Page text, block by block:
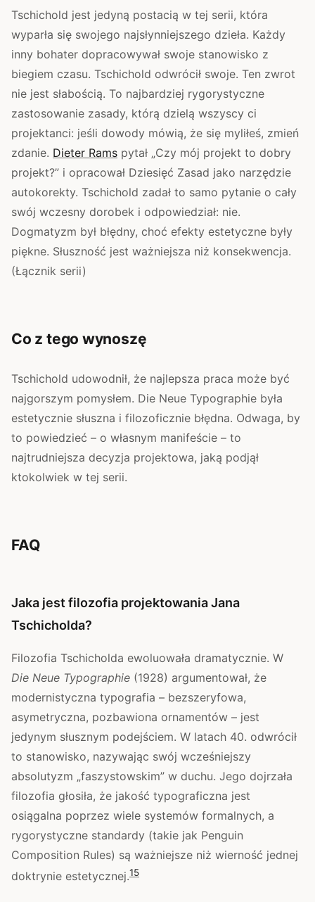
Tschichold jest jedyną postacią w tej serii, która
wyparła się swojego najsłynniejszego dzieła. Każdy
inny bohater dopracowywał swoje stanowisko z
biegiem czasu. Tschichold odwrócił swoje. Ten zwrot
nie jest słabością. To najbardziej rygorystyczne
zastosowanie zasady, którą dzielą wszyscy ci
projektanci: jeśli dowody mówią, że się myliłeś, zmień
zdanie. Dieter Rams pytał „Czy mój projekt to dobry
projekt?” i opracował Dziesięć Zasad jako narzędzie
autokorekty. Tschichold zadał to samo pytanie o cały
swój wczesny dorobek i odpowiedział: nie.
Dogmatyzm był błędny, choć efekty estetyczne były
piękne. Słuszność jest ważniejsza niż konsekwencja.
(Łącznik serii)
Co z tego wynoszę
Tschichold udowodnił, że najlepsza praca może być
najgorszym pomysłem. Die Neue Typographie była
estetycznie słuszna i filozoficznie błędna. Odwaga, by
to powiedzieć – o własnym manifeście – to
najtrudniejsza decyzja projektowa, jaką podjął
ktokolwiek w tej serii.
FAQ
Jaka jest filozofia projektowania Jana
Tschicholda?
Filozofia Tschicholda ewoluowała dramatycznie. W
Die Neue Typographie (1928) argumentował, że
modernistyczna typografia – bezszeryfowa,
asymetryczna, pozbawiona ornamentów – jest
jedynym słusznym podejściem. W latach 40. odwrócił
to stanowisko, nazywając swój wcześniejszy
absolutyzm „faszystowskim” w duchu. Jego dojrzała
filozofia głosiła, że jakość typograficzna jest
osiągalna poprzez wiele systemów formalnych, a
rygorystyczne standardy (takie jak Penguin
Composition Rules) są ważniejsze niż wierność jednej
doktrynie estetycznej.15